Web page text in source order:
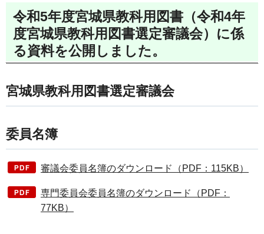
令和5年度宮城県教科用図書（令和4年
度宮城県教科用図書選定審議会）に係
る資料を公開しました。
宮城県教科用図書選定審議会
委員名簿
審議会委員名簿のダウンロード（PDF：115KB）
専門委員会委員名簿のダウンロード（PDF：
77KB）